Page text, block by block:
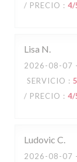
/ PRECIO : 4/
Lisa N
2026-08-07
SERVICIO : 5
/ PRECIO : 4/
Ludovic C
2026-08-07